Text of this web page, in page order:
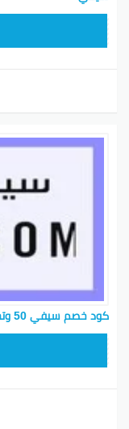
كود خصم سيفي 50 وتخفيضات مدهشة على إكسسوارات وغيرها